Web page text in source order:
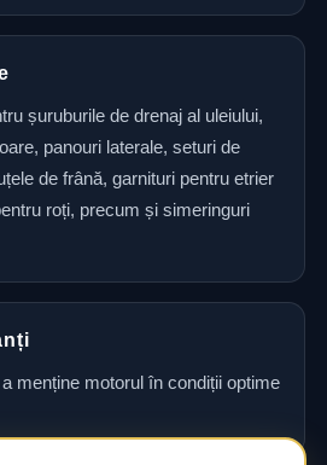
șuruburile de drenaj al uleiului,
panouri laterale, seturi de
de frână, garnituri pentru etrier
roți, precum și simeringuri
menține motorul în condiții optime